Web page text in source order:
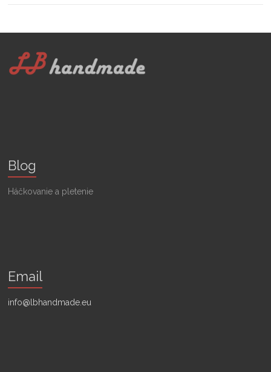
Blog
Háčkovanie a pletenie
Email
info@lbhandmade.eu